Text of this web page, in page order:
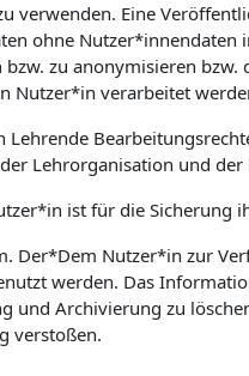
verwenden. Eine
ohne Nutzer*innendaten
zu anonymisieren
Nutzer*in verarbeitet
Lehrorganisation und
ist für die Sicherung
Der*Dem Nutzer*in zur
werden. Das
Archivierung zu
verstoßen.